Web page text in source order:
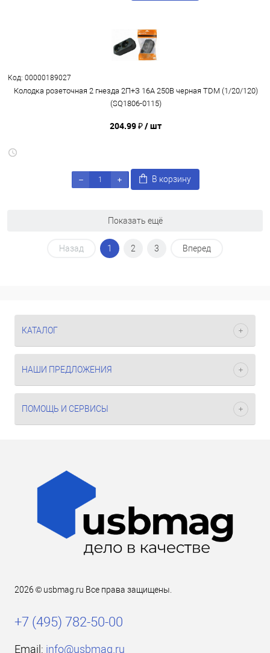
Код: 00000189027
Колодка розеточная 2 гнезда 2П+З 16А 250В черная TDM (1/20/120)
(SQ1806-0115)
204.99 ₽/ шт
В корзину
Показать ещё
Назад 1 2 3 Вперед
КАТАЛОГ
НАШИ ПРЕДЛОЖЕНИЯ
ПОМОЩЬ И СЕРВИСЫ
2026 © usbmag.ru Все права защищены.
+7 (495) 782-50-00
Email: info@usbmag.ru